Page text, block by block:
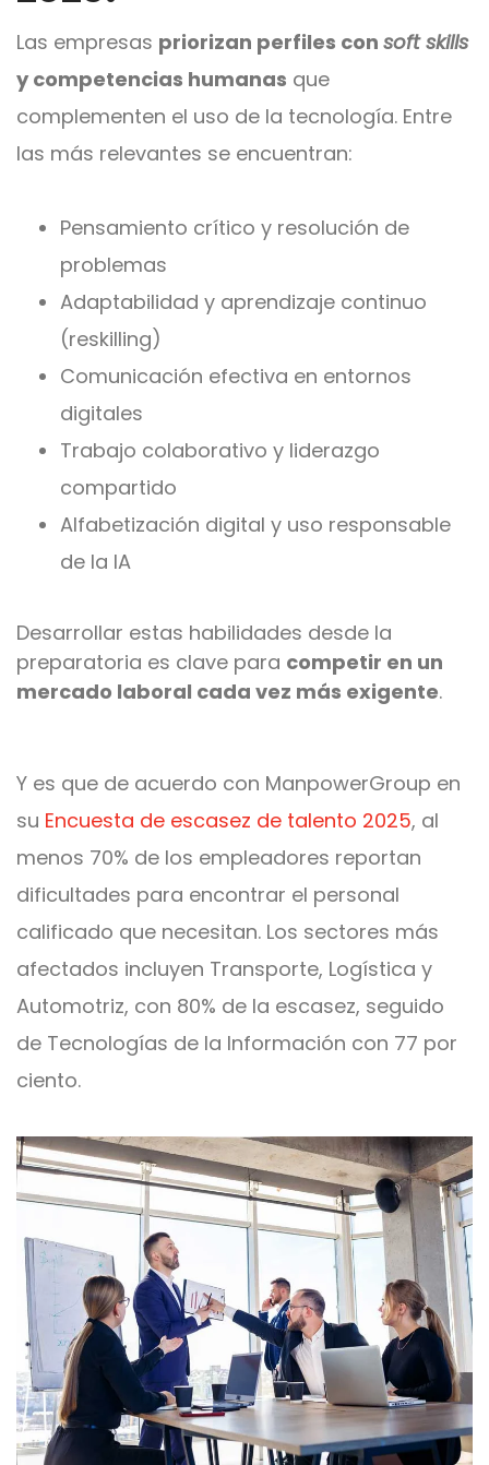
Las empresas priorizan perfiles con soft skills
y competencias humanas que
complementen el uso de la tecnología. Entre
las más relevantes se encuentran:
Pensamiento crítico y resolución de
problemas
Adaptabilidad y aprendizaje continuo
(reskilling)
Comunicación efectiva en entornos
digitales
Trabajo colaborativo y liderazgo
compartido
Alfabetización digital y uso responsable
de la IA
Desarrollar estas habilidades desde la
preparatoria es clave para competir en un
mercado laboral cada vez más exigente.
Y es que de acuerdo con ManpowerGroup en
su Encuesta de escasez de talento 2025, al
menos 70% de los empleadores reportan
dificultades para encontrar el personal
calificado que necesitan. Los sectores más
afectados incluyen Transporte, Logística y
Automotriz, con 80% de la escasez, seguido
de Tecnologías de la Información con 77 por
ciento.